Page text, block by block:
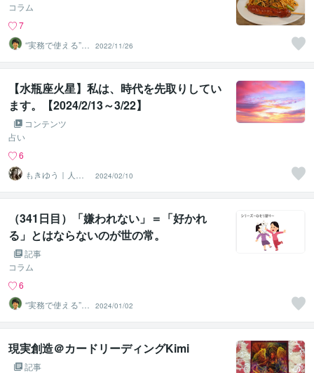
コラム
7
“実務で使える”改
善パートナー／
かめきち
2022/11/26
【水瓶座火星】私は、時代を先取りしてい
ます。【2024/2/13～3/22】
コンテンツ
占い
6
もきゆう｜人生
の統治OSプロデ
ューサー
2024/02/10
（341日目）「嫌われない」＝「好かれ
る」とはならないのが世の常。
記事
コラム
6
“実務で使える”改
善パートナー／
かめきち
2024/01/02
現実創造＠カードリーディングKimi
記事